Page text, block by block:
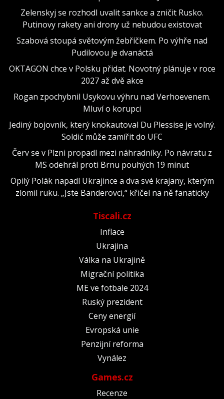
Zelenskyj se rozhodl uvalit sankce a zničit Rusko.
Putinovy rakety ani drony už nebudou existovat
Szabová stoupá světovým žebříčkem. Po výhře nad
Pudilovou je dvanáctá
OKTAGON chce v Polsku přidat. Novotný plánuje v roce
2027 až dvě akce
Rogan zpochybnil Usykovu výhru nad Verhoevenem.
Mluví o korupci
Jediný bojovník, který knokautoval Du Plessise je volný.
Soldić může zamířit do UFC
Červ se v Plzni propadl mezi náhradníky. Po návratu z
MS odehrál proti Brnu pouhých 19 minut
Opilý Polák napadl Ukrajince a dva své krajany, kterým
zlomil ruku. „Jste Banderovci,“ křičel na ně fanaticky
Tiscali.cz
Inflace
Ukrajina
Válka na Ukrajině
Migrační politika
ME ve fotbale 2024
Ruský prezident
Ceny energií
Evropská unie
Penzijní reforma
Vynález
Games.cz
Recenze